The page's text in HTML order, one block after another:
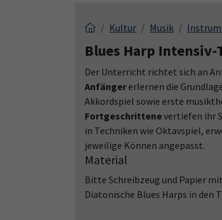
Kultur Musik
Blues Harp
Der Unterricht richtet sich an
Anfängererlernen die
Akkordspiel sowie erste
Fortgeschrittenevertiefen ihr
in Techniken wie Oktavspiel,
jeweilige Können angepasst.
Material
Bitte Schreibzeug und Papier
Diatonische Blues Harps in den